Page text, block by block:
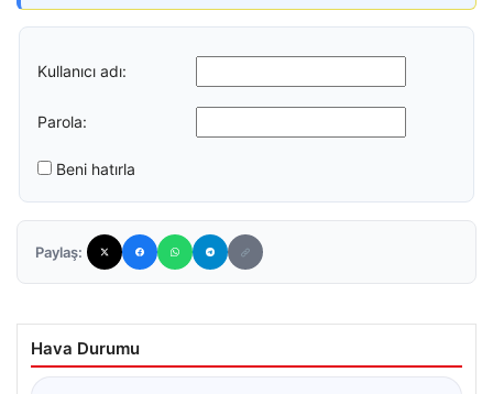
Kullanıcı adı:
Parola:
Beni hatırla
Paylaş:
Hava Durumu